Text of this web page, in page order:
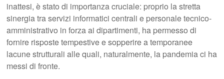
inattesi, è stato di importanza cruciale: proprio la stretta
sinergia tra servizi informatici centrali e personale tecnico-
amministrativo in forza ai dipartimenti, ha permesso di
fornire risposte tempestive e sopperire a temporanee
lacune strutturali alle quali, naturalmente, la pandemia ci ha
messi di fronte.